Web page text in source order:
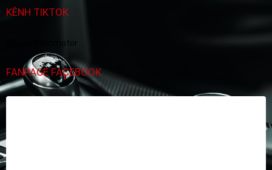
KÊNH TIKTOK
@quocthinhmotor
FANPAGE FACEBOOK